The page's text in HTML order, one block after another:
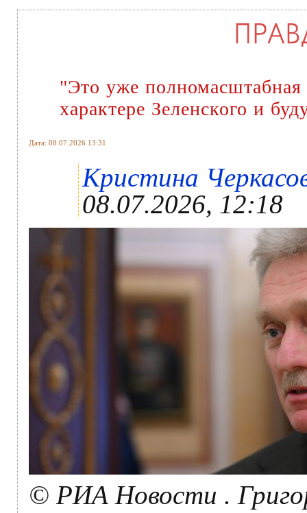
"Это уже
характере Зеленского и
Дата: 08.07.2026 13:31
Кристина
08.07.2026, 12:18
© РИА Новости .